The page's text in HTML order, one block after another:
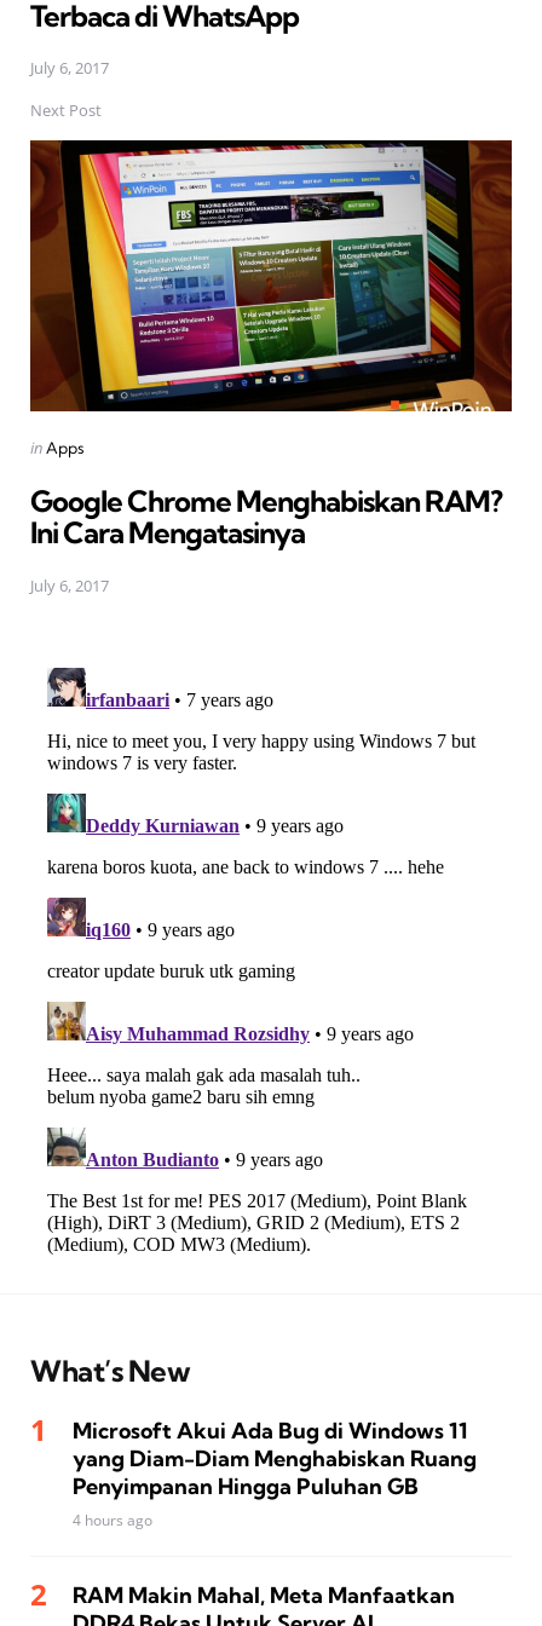
Terbaca di WhatsApp
July 6, 2017
Next Post
Posted
inApps
Google Chrome Menghabiskan RAM?
Ini Cara Mengatasinya
July 6, 2017
What’s New
Microsoft Akui Ada Bug di Windows 11
yang Diam-Diam Menghabiskan Ruang
Penyimpanan Hingga Puluhan GB
4 hours ago
RAM Makin Mahal, Meta Manfaatkan